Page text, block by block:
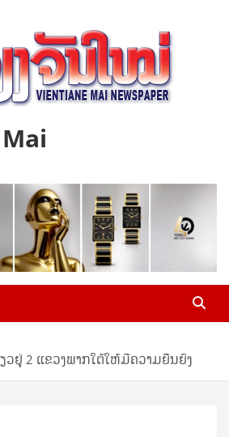
ຢູ່ 2 ແຂວງພາກໃຕ້ໃຫ້ມີຄວາມຍືນຍົງ